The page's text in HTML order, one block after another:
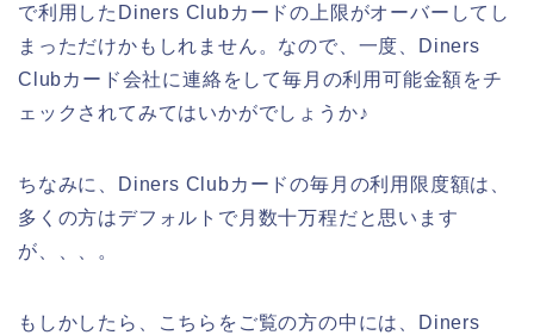
で利用したDiners Clubカードの上限がオーバーしてし
まっただけかもしれません。なので、一度、Diners
Clubカード会社に連絡をして毎月の利用可能金額をチ
ェックされてみてはいかがでしょうか♪
ちなみに、Diners Clubカードの毎月の利用限度額は、
多くの方はデフォルトで月数十万程だと思います
が、、、。
もしかしたら、こちらをご覧の方の中には、Diners